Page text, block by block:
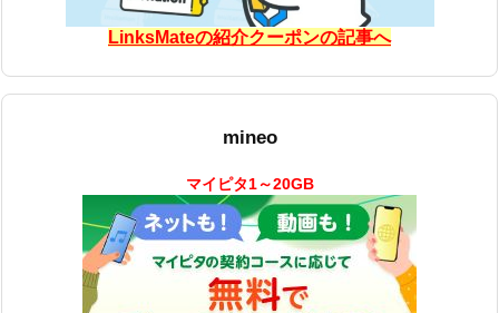
LinksMateの紹介クーポンの記事へ
mineo
マイピタ1～20GB